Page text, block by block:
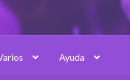
Ayuda